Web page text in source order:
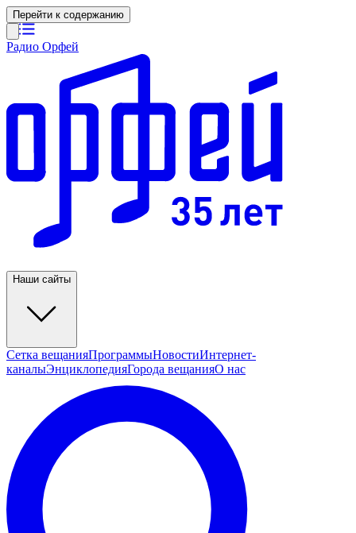
Перейти к содержанию
Радио Орфей
Наши сайты
Сетка вещанияПрограммыНовостиИнтернет-
каналыЭнциклопедияГорода вещанияО нас